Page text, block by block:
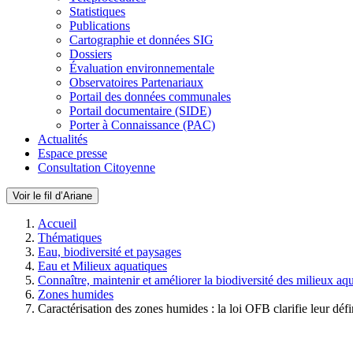
Statistiques
Publications
Cartographie et données SIG
Dossiers
Évaluation environnementale
Observatoires Partenariaux
Portail des données communales
Portail documentaire (SIDE)
Porter à Connaissance (PAC)
Actualités
Espace presse
Consultation Citoyenne
Voir le fil d’Ariane
Accueil
Thématiques
Eau, biodiversité et paysages
Eau et Milieux aquatiques
Connaître, maintenir et améliorer la biodiversité des milieux
Zones humides
Caractérisation des zones humides : la loi OFB clarifie leur